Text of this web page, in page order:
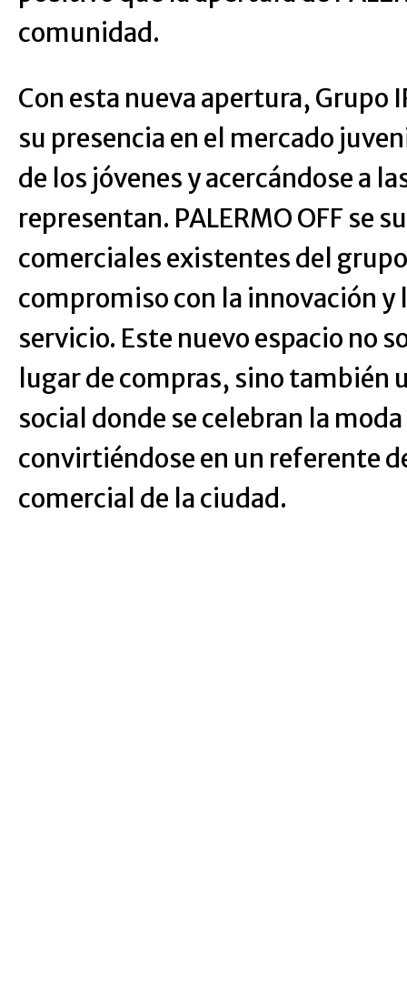
comunidad.
Con esta nueva apertura, Grupo
su presencia en el mercado
de los jóvenes y acercándose a
representan. PALERMO OFF se
comerciales existentes del
compromiso con la innovación y
servicio. Este nuevo espacio no
lugar de compras, sino también
social donde se celebran la
convirtiéndose en un referente
comercial de la ciudad.